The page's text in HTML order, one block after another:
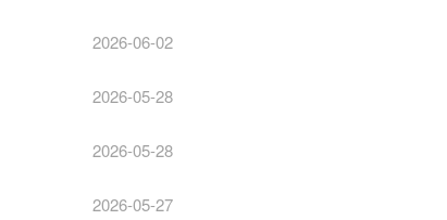
2026-06-02
2026-05-28
2026-05-28
2026-05-27